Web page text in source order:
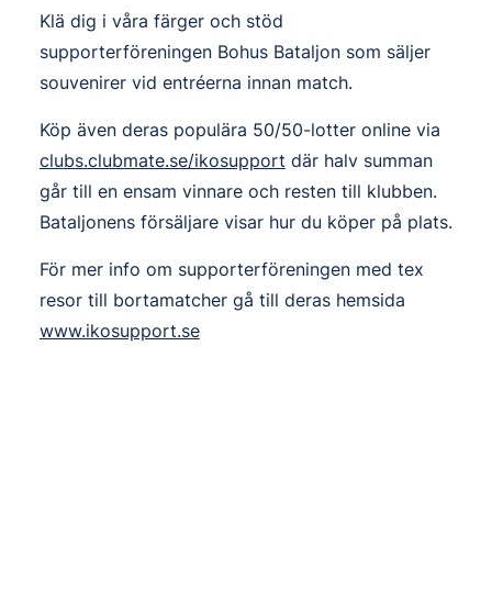
Klä dig i våra färger och stöd
supporterföreningen Bohus Bataljon som säljer
souvenirer vid entréerna innan match.
Köp även deras populära 50/50-lotter online via
clubs.clubmate.se/ikosupport där halv summan
går till en ensam vinnare och resten till klubben.
Bataljonens försäljare visar hur du köper på plats.
För mer info om supporterföreningen med tex
resor till bortamatcher gå till deras hemsida
www.ikosupport.se